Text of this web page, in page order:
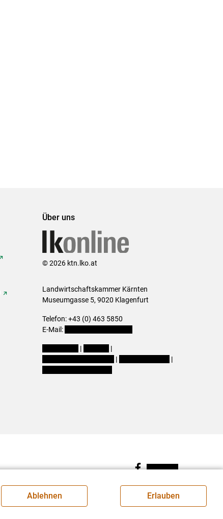
Über uns
© 2026 ktn.lko.at
Landwirtschaftskammer Kärnten
Museumgasse 5, 9020 Klagenfurt
Telefon: +43 (0) 463 5850
E-Mail:
|
|
|
|
Facebook
Ablehnen Erlauben